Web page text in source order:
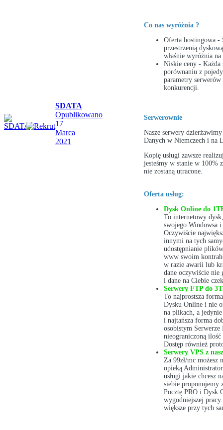
SDATA
Opublikowano
17
Marca
2021
Co nas wyróżnia ?
Oferta hostingowa -
przestrzenią
właśnie wyróżnia
Niskie ceny - Każda
porównaniu z
parametry
konkurencji.
Serwerownie
Nasze serwery
Danych w Niemczech i na
Kopię usługi zawsze
jesteśmy w stanie w 100%
nie zostaną utracone.
Oferta usług:
Dysk Online do
To internetowy
swojego Windowsa
Oczywiście
innymi na tych
udostępnianie
www swoim
w razie awarii lub
dane oczywiście
i dane na Ciebie
Serwery FTP do
To najprostsza
Dysku Online i nie
na plikach, a jedynie
i najtańsza forma
osobistym Serwerze
nieograniczoną
Dostęp również
Serwery VPS z
Za 99zł/mc możesz
opieką
usługi jakie chcesz
siebie proponujemy
Pocztę PRO i Dysk
wygodniejszej
większe przy tych